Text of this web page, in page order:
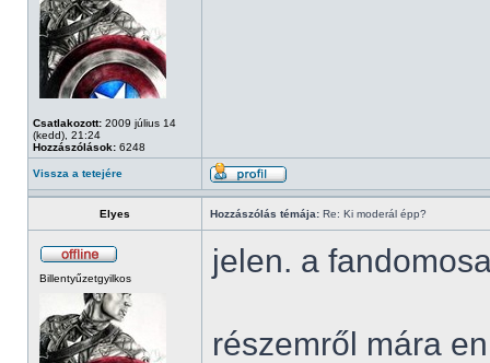
Csatlakozott: 2009 július 14
(kedd), 21:24
Hozzászólások: 6248
Vissza a tetejére
Elyes Hozzászólás témája: Re: Ki moderál épp?
Billentyűzetgyilkos jelen. a
részemről mára